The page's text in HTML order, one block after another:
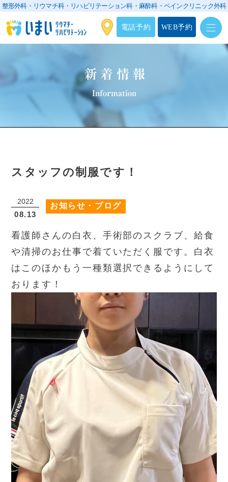
整形外科・リウマチ科・リハビリテーション科・ 麻酔科・ペインクリニック外科
電話予約 WEB予約
新着情報
Information
スタッフの制服です！
2022
08.13
お知らせ・ブログ
看護師さんの白衣、手術部のスクラブ、給食
や清掃のお仕事で着ていただく服です。白衣
はこのほかもう一種類選択できるようにして
おります！